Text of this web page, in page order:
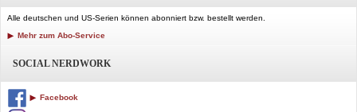
Alle deutschen und US-Serien können abonniert bzw. bestellt werden.
Mehr zum Abo-Service
SOCIAL NERDWORK
Facebook